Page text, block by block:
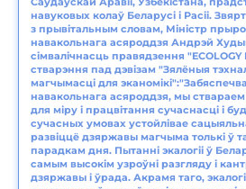
навуковых колаў Беларусі і Расіі.
з прывітальным словам, Міністр
навакольнага асяроддзя Андрэй
сімвалічнасць правядзення "ECOLOGY
стварэння пад дэвізам "Зялёныя
магчымасці для
навакольнага асяроддзя, мы
для міру і працвітання сучаснасці і
сучасных умовах устойлівае
развіццё дзяржавы магчыма толькі ў
парадкам дня. Пытанні экалогіі ў
самым высокім узроўні разгляду і
дзяржавы і ўрада. Акрамя таго,